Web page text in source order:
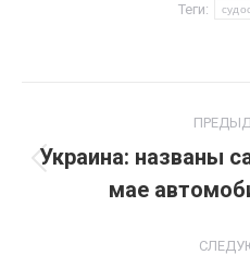
Теги:
по
записям
Украина: названы
мае